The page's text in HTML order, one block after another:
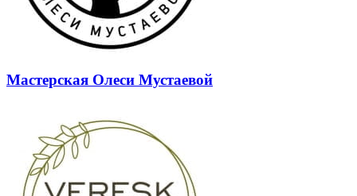
Мастерская Олеси Мустаевой